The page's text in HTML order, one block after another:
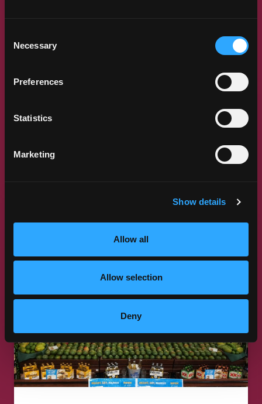
Selection
Necessary
Preferences
Statistics
Marketing
Show details
Allow all
Allow selection
Deny
CÓMO CREAR UNA ROSA DE
sabor del mango,...